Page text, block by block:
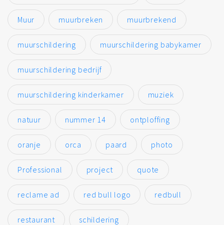
Muur muurbreken muurbrekend
muurschildering muurschildering babykamer
muurschildering bedrijf
muurschildering kinderkamer muziek
natuur nummer 14 ontploffing
oranje orca paard photo
Professional project quote
reclame ad red bull logo redbull
restaurant schildering